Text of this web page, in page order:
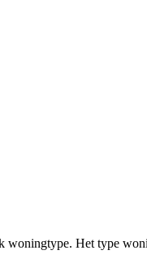
woningtype. Het type